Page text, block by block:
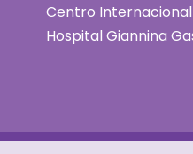
Centro Internacional
Hospital Giannina